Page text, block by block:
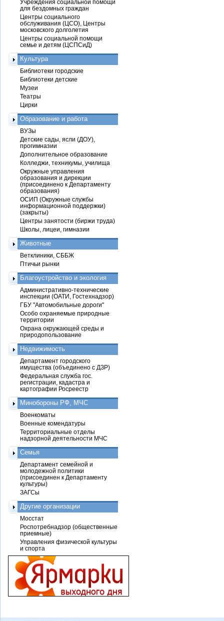
Учреждения социальной помощи
для бездомных граждан
Центры социального
обслуживания (ЦСО), Центры
московского долголетия
Центры социальной помощи
семье и детям (ЦСПСиД)
Культура
Библиотеки городские
Библиотеки детские
Музеи
Театры
Цирки
Образование и работа
ВУЗы
Детские сады, ясли (ДОУ),
прогимназии
Дополнительное образование
Колледжи, техникумы, училища
Окружные управления
образования и дирекции
(присоединено к Департаменту
образования)
ОСИП (Окружные службы
информационной поддержки)
(закрыты)
Центры занятости (биржи труда)
Школы, лицеи, гимназии
Животные
Ветклиники, СББЖ
Птичьи рынки
Благоустройство и экология
Административно-технические
инспекции (ОАТИ, Гостехнадзор)
ГБУ "Автомобильные дороги"
Особо охраняемые природные
территории
Охрана окружающей среды и
природопользование
Недвижимость
Департамент городского
имущества (объединено с ДЗР)
Федеральная служба гос.
регистрации, кадастра и
картографии Росреестр
Минобороны РФ, МЧС
Военкоматы
Военные комендатуры
Территориальные отделы
надзорной деятельности МЧС
Семья
Департамент семейной и
молодежной политики
(присоединен к Департаменту
культуры)
ЗАГСы
Другие организации
Мосстат
Роспотребнадзор (общественные
приемные)
Управления физической культуры
и спорта